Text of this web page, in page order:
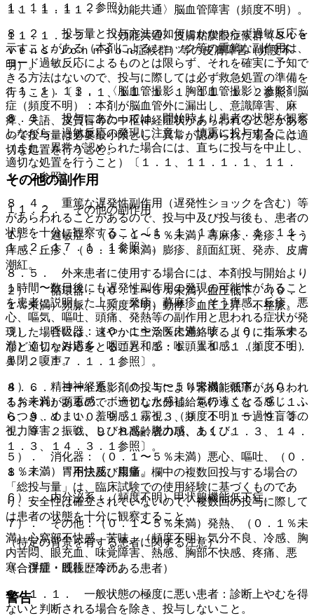
１、１１．１．２参照〕。
８．２． 投与量と投与方法の如何にかかわらず過敏反応を
示すことがある（本剤によるショック等の重篤な副作用は、
ヨード過敏反応によるものとは限らず、それを確実に予知で
きる方法はないので、投与に際しては必ず救急処置の準備を
行うこと）〔１．１、１１．１．１、１１．１．２参照〕。
８．３． 投与にあたっては、開始時より患者の状態を観察
しながら、過敏反応の発現に注意し、慎重に投与すること
（また、異常が認められた場合には、直ちに投与を中止し、
適切な処置を行うこと）〔１．１、１１．１．１、１１．
１．２参照〕。
８．４． 重篤な遅発性副作用（遅発性ショックを含む）等
があらわれることがあるので、投与中及び投与後も、患者の
状態を十分に観察すること〔１．１、１１．１．１、１１．
１．２、１７．１．１参照〕。
８．５． 外来患者に使用する場合には、本剤投与開始より
１時間〜数日後にも遅発性副作用の発現の可能性があること
を患者に説明した上で、発疹、蕁麻疹、そう痒感、丘疹、悪
心、嘔気、嘔吐、頭痛、発熱等の副作用と思われる症状が発
現した場合には、速やかに主治医に連絡するように指示する
など適切な対応をとること〔１．１、１１．１．１、１１．
１．２、１７．１．１参照〕。
８．６． ヨード造影剤の投与により腎機能低下があらわれ
るおそれがあるので、適切な水分補給を行うこと〔９．１．
６、９．１．１０、９．１．１３、９．１．１５、９．２．
１、９．２．２、９．８高齢者の項、１１．１．３、１４．
１．３、１４．３．１参照〕。
８．７． 「用法及び用量」欄中の複数回投与する場合の
「総投与量」は、臨床試験での使用経験に基づくものであ
り、安全性は確立されていないので、複数回の投与に際して
は患者の状態を十分に観察すること。
（特定の背景を有する患者に関する注意）
（合併症・既往歴等のある患者）
９．１．１． 一般状態の極度に悪い患者：診断上やむを得
ないと判断される場合を除き、投与しないこと。
１１．１．１１． 〈効能共通〉脳血管障害（頻度不明）。
１１．１．１２． 〈効能共通〉皮膚粘膜眼症候群（Ｓｔｅ
ｖｅｎｓ−Ｊｏｈｎｓｏｎ症候群）等の皮膚障害（頻度不
明）。
１１．１．１３． 〈脳血管撮影、胸部血管撮影〉造影剤脳
症（頻度不明）：本剤が脳血管外に漏出し、意識障害、麻
痺、失語、皮質盲等の中枢神経症状があらわれることがある
ので投与量は必要最小限とし、異常が認められた場合には適
切な処置を行うこと。
その他の副作用
１１．２． その他の副作用
１）． 過敏症：（０．１〜５％未満）蕁麻疹、発疹、そう
痒感、丘疹、（０．１％未満）膨疹、顔面紅斑、発赤、皮膚
潮紅。
２）． 循環器：（０．１〜５％未満）血圧低下、（０．
１％未満）頻脈、（頻度不明）動悸、血圧上昇、不整脈。
３）． 呼吸器：（０．１〜５％未満）咳、（０．１％未
満）くしゃみ過多、咽頭異和感・喉頭異和感、（頻度不明）
鼻閉、嗄声。
４）． 精神神経系：（０．１〜５％未満）頭痛、（０．
１％未満）頭重感、ボーとした感じ、気の遠くなる感じ、ふ
らつき、めまい、羞明感、霧視、（頻度不明）一過性盲等の
視力障害、振戦、しびれ感、脱力感、あくび。
５）． 消化器：（０．１〜５％未満）悪心、嘔吐、（０．
１％未満）胃不快感、腹痛。
６）． 内分泌系：（頻度不明）甲状腺機能低下症。
７）． その他：（０．１〜５％未満）発熱、（０．１％未
満）心窩部不快感、苦味、（頻度不明）気分不良、冷感、胸
内苦悶、眼充血、味覚障害、熱感、胸部不快感、疼痛、悪
寒、浮腫・腫脹、冷汗。
警告